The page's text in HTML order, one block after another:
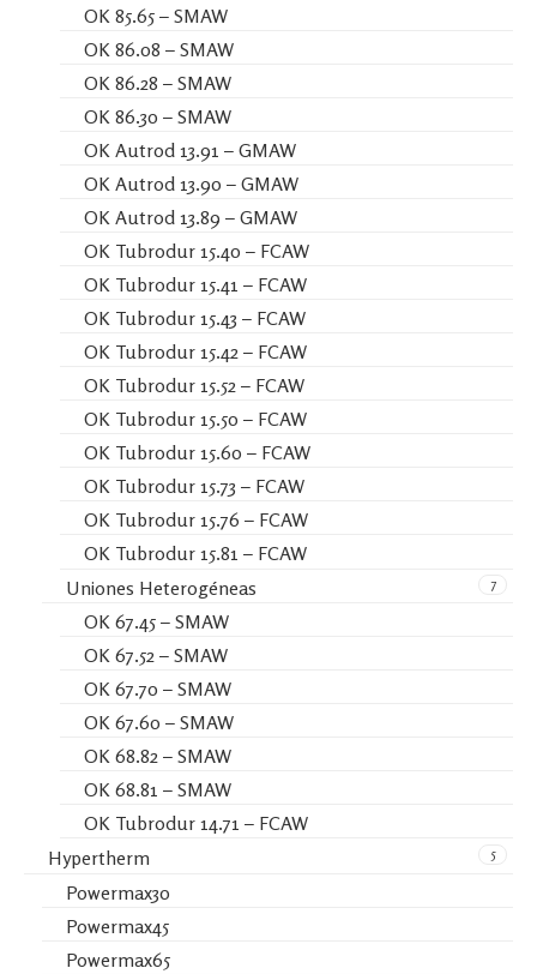
OK 85.65 – SMAW
OK 86.08 – SMAW
OK 86.28 – SMAW
OK 86.30 – SMAW
OK Autrod 13.91 – GMAW
OK Autrod 13.90 – GMAW
OK Autrod 13.89 – GMAW
OK Tubrodur 15.40 – FCAW
OK Tubrodur 15.41 – FCAW
OK Tubrodur 15.43 – FCAW
OK Tubrodur 15.42 – FCAW
OK Tubrodur 15.52 – FCAW
OK Tubrodur 15.50 – FCAW
OK Tubrodur 15.60 – FCAW
OK Tubrodur 15.73 – FCAW
OK Tubrodur 15.76 – FCAW
OK Tubrodur 15.81 – FCAW
7
Uniones Heterogéneas
OK 67.45 – SMAW
OK 67.52 – SMAW
OK 67.70 – SMAW
OK 67.60 – SMAW
OK 68.82 – SMAW
OK 68.81 – SMAW
OK Tubrodur 14.71 – FCAW
5
Hypertherm
Powermax30
Powermax45
Powermax65